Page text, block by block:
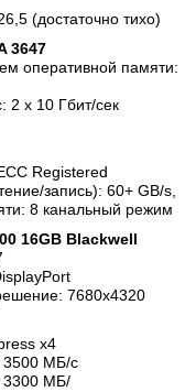
(достаточно тихо)
3647
оперативной памяти:
2 x 10 Гбит/сек
Registered
запись): 60+ GB/s,
8 канальный режим
16GB Blackwell
7680x4320
x4
3500 МБ/с
3300 МБ/